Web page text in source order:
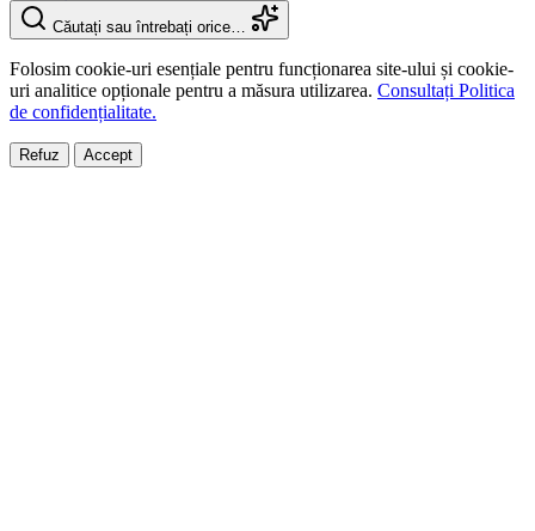
Căutați sau întrebați orice…
Folosim cookie-uri esențiale pentru funcționarea site-ului și cookie-
uri analitice opționale pentru a măsura utilizarea. Consultați Politica
de confidențialitate.
Refuz Accept